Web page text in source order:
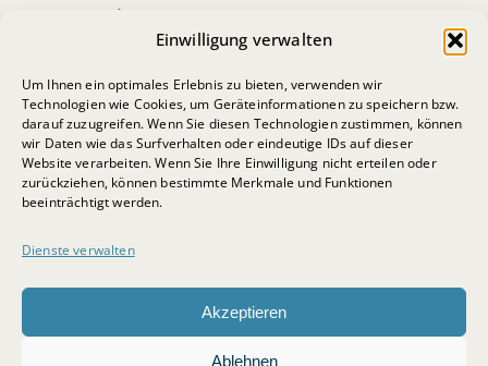
Einwilligung verwalten
Um Ihnen ein optimales Erlebnis zu bieten, verwenden wir
Technologien wie Cookies, um Geräteinformationen zu speichern bzw.
darauf zuzugreifen. Wenn Sie diesen Technologien zustimmen, können
wir Daten wie das Surfverhalten oder eindeutige IDs auf dieser
Website verarbeiten. Wenn Sie Ihre Einwilligung nicht erteilen oder
zurückziehen, können bestimmte Merkmale und Funktionen
beeinträchtigt werden.
Dienste verwalten
Akzeptieren
Ablehnen
Datenschutz
Cookie-Richtlinie
© 2026 • BSB-Steuerberatungsgesellschaft mbH